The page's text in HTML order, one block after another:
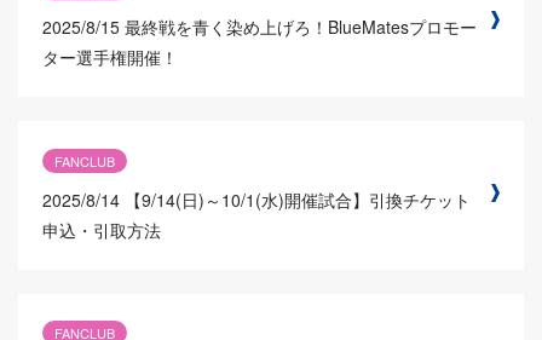
2025/8/15 最終戦を青く染め上げろ！BlueMatesプロモー
ター選手権開催！
FANCLUB
2025/8/14 【9/14(日)～10/1(水)開催試合】引換チケット
申込・引取方法
FANCLUB